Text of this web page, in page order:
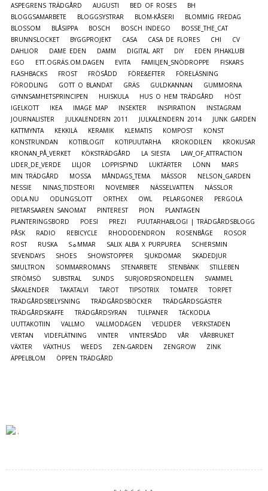
ASPEGRENS TRÄDGÅRD
AUGUSTI BED OF ROSES
BH
BLOGGSAMARBETE
BLOGGSYSTRAR BLOM-KÅSERI
BLOMMIG FREDAG
BLOSSOM
BLÅSIPPA BOSCH BOSCH INDEGO
BOSSE_THE_CAT
BRUNNSLOCKET
BYGGPROJEKT CASA CASA DE FLORES CHI
CV
DAHLIOR
DAME EDEN DAMM DIGITAL ART DIY
EDEN PIHAKLUBI
EGO
ETT.OGRÄS.OM.DAGEN EVITA FAMILJEN_SNÖDROPPE
FISKARS
FLASHBACKS
FROST FRÖSÅDD FÖRE&EFTER
FÖRELÄSNING
FÖRODLING
GOTT O BLANDAT GRÄS GULDKANNAN
GUMMORNA
GYNNSAMHETSPRINCIPEN
HUISKULA HUS O HEM TRÄDGÅRD
HÖST
IGELKOTT
IKEA IMAGE MAP INSEKTER INSPIRATION
INSTAGRAM
JOURNALISTER
JULKALENDERN 2011 JULKALENDERN 2014
JUNK GARDEN
KATTMYNTA
KEKKILÄ KERAMIK KLEMATIS KOMPOST
KONST
KONSTRUNDAN
KOTIBLOGIT KOTIPUUTARHA KROKODILEN
KROKUSAR
KRONAN_PÅ_VERKET
KÖKSTRÄDGÅRD LA SIESTA
LAW_OF_ATTRACTION
LIDER_DE_VERDE
LILJOR LOPPISFYND LUKTÄRTER LÖNN
MARS
MIN TRÄDGÅRD
MOSSA MÅNDAGS_TEMA MÄSSOR
NELSON_GARDEN
NESSIE
NINAS_TIDSTEORI NOVEMBER NÄSSELVATTEN
NÄSSLOR
ODLA.NU
ODLINGSLOTT ORTHEX OWL PELARGONER
PERGOLA
PIETARSAAREN SANOMAT
PINTEREST PION
PLANTAGEN
PLANTERINGSBORD
POESI PREZI
PUUTARHABLOGI | TRÄDGÅRDSBLOGG
PÅSK
RADIO REBICYCLE RHODODENDRON ROSENBÅGE
ROSOR
ROST
RUSKA S☼MMAR SALIX ALBA X PURPUREA
SCHERSMIN
SEVENDAYS
SHOES SHOWSTOPPER SJUKDOMAR
SKADEDJUR
SMULTRON
SOMMARROMANS STENARBETE STENBÄNK
STILLEBEN
STRÖMSÖ
SUBSTRAL SUNDS SURJORDSRONDELLEN
SVAMMEL
SÅKALENDER
TAKATALVI TAROT TIPSOTRIX TOMATER
TORPET
TRÄDGÅRDSBELYSNING
TRÄDGÅRDSBÖCKER
TRÄDGÅRDSGÄSTER
TRÄDGÅRDSKAFFE
TRÄDGÅRDSYRAN TULPANER
TÄCKODLA
UUTTAKOTIIN
VALLMO VALLMODAGEN VEDLIDER
VERKSTADEN
VERTAN
VIDEFLÄTNING VINTER VINTERSÅDD VÅR
VÅRBRUKET
VÄXTER
VÄXTHUS WEEDS ZEN-GARDEN ZENGROW
ZINK
ÄPPELBLOM
ÖPPEN TRÄDGÅRD